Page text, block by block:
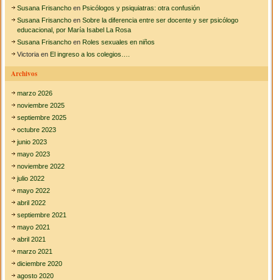
t
o
V
y
t
Susana Frisancho enPsicólogos y psiquiatras: otra confusión
Susana Frisancho enSobre la diferencia entre ser docente y ser psicólogo
educacional, por María Isabel La Rosa
Susana Frisancho enRoles sexuales en niños
Victoria enEl ingreso a los colegios….
Archivos
marzo 2026
noviembre 2025
septiembre 2025
octubre 2023
junio 2023
mayo 2023
noviembre 2022
julio 2022
mayo 2022
abril 2022
septiembre 2021
mayo 2021
abril 2021
marzo 2021
diciembre 2020
agosto 2020